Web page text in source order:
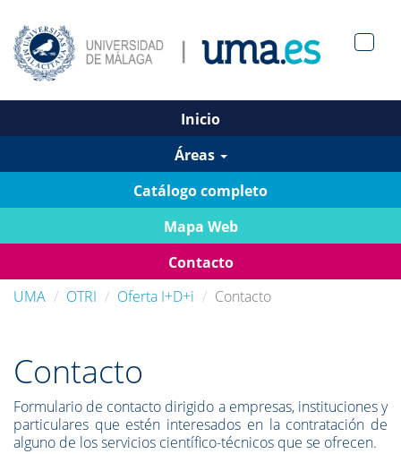
Inicio
Áreas
Catálogo completo
Mapa Web
Contacto
UMA
OTRI Oferta I+D+i Contacto
Contacto
Formulario de contacto dirigido a empresas, instituciones y
particulares que estén interesados en la contratación de
alguno de los servicios científico-técnicos que se ofrecen.